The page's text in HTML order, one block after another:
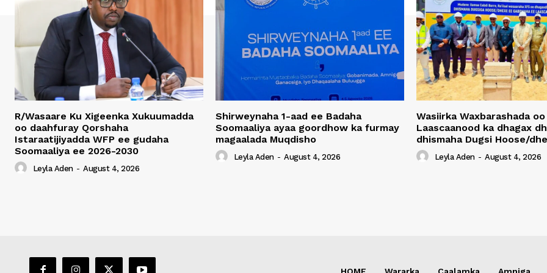
R/Wasaare Ku Xigeenka Xukuumadda
oo daahfuray Qorshaha
Istaraatijiyadda WFP ee gudaha
Soomaaliya ee 2026-2030
Leyla Aden - August 4, 2026
Shirweynaha 1-aad ee Badaha
Soomaaliya ayaa goordhow ka furmay
magaalada Muqdisho
Leyla Aden - August 4, 2026
Wasiirka Waxbarashada
Laascaanood ka dhagax
dhismaha Dugsi Hoose/
Leyla Aden - August 4, 2026
HOME Wararka Caalamka Amniga